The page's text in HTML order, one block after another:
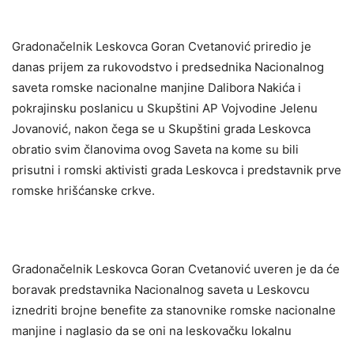
Gradonačelnik Leskovca Goran Cvetanović priredio je
danas prijem za rukovodstvo i predsednika Nacionalnog
saveta romske nacionalne manjine Dalibora Nakića i
pokrajinsku poslanicu u Skupštini AP Vojvodine Jelenu
Jovanović, nakon čega se u Skupštini grada Leskovca
obratio svim članovima ovog Saveta na kome su bili
prisutni i romski aktivisti grada Leskovca i predstavnik prve
romske hrišćanske crkve.
Gradonačelnik Leskovca Goran Cvetanović uveren je da će
boravak predstavnika Nacionalnog saveta u Leskovcu
iznedriti brojne benefite za stanovnike romske nacionalne
manjine i naglasio da se oni na leskovačku lokalnu